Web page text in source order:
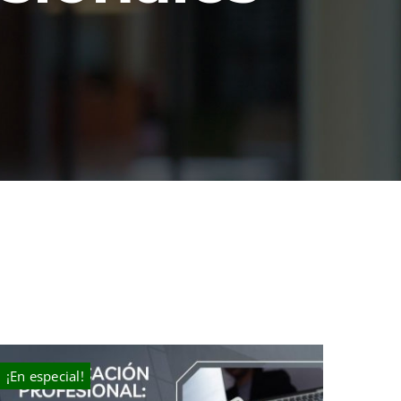
¡En especial!